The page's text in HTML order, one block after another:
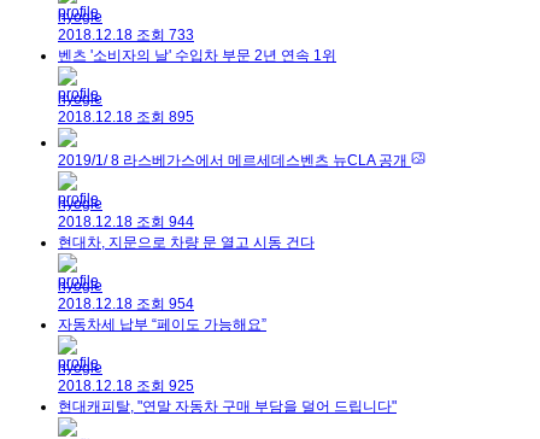
hyogle
2018.12.18 조회 733
벤츠 '소비자의 날' 수입차 부문 2년 연속 1위
hyogle
2018.12.18 조회 895
2019/1/ 8 라스베가스에서 메르세데스벤츠 뉴CLA 공개
hyogle
2018.12.18 조회 944
현대차, 지문으로 차량 문 열고 시동 건다
hyogle
2018.12.18 조회 954
자동차세 납부 “페이도 가능해요”
hyogle
2018.12.18 조회 925
현대캐피탈, "연말 자동차 구매 부담을 덜어 드립니다"